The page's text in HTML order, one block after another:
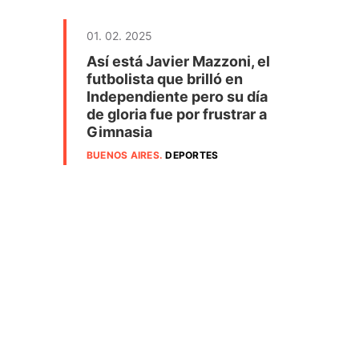
01. 02. 2025
Así está Javier Mazzoni, el
futbolista que brilló en
Independiente pero su día
de gloria fue por frustrar a
Gimnasia
BUENOS AIRES.DEPORTES